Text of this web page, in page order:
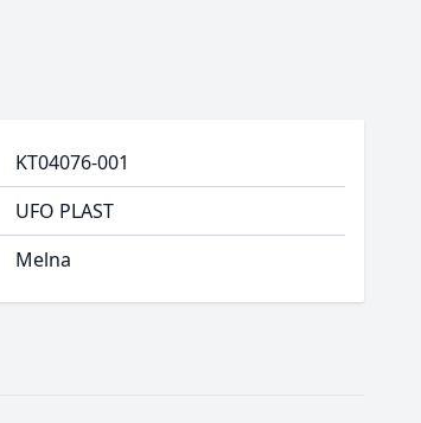
KT04076-001
UFO PLAST
Melna